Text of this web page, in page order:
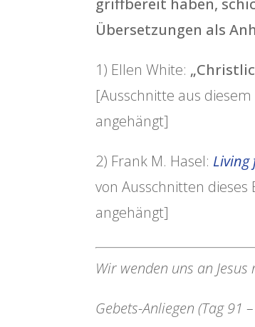
griffbereit haben,
Übersetzungen als
1) Ellen White:
[Ausschnitte aus
angehängt]
2) Frank M. Hasel: Living
von Ausschnitten dieses
angehängt]
Wir wenden uns an
Gebets-Anliegen (Tag 91